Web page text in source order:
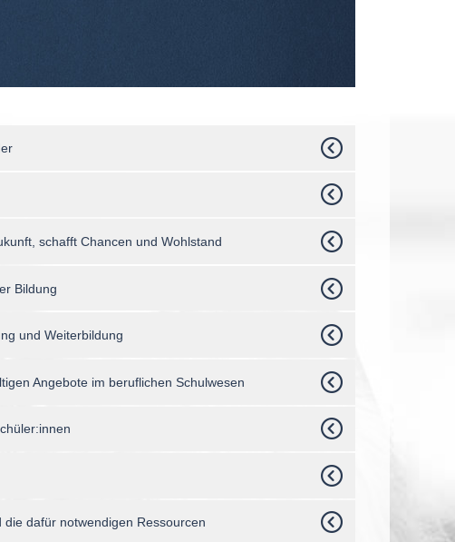
schafft Chancen und Wohlstand
Bildung
und Weiterbildung
Angebote im beruflichen Schulwesen
dafür notwendigen Ressourcen